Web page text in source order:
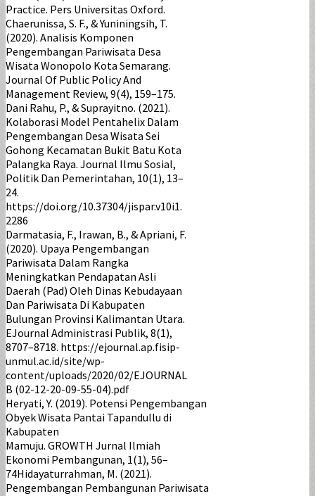
Practice. Pers Universitas Oxford.
Chaerunissa, S. F., & Yuniningsih, T.
(2020). Analisis Komponen
Pengembangan Pariwisata Desa
Wisata Wonopolo Kota Semarang.
Journal Of Public Policy And
Management Review, 9(4), 159–175.
Dani Rahu, P., & Suprayitno. (2021).
Kolaborasi Model Pentahelix Dalam
Pengembangan Desa Wisata Sei
Gohong Kecamatan Bukit Batu Kota
Palangka Raya. Journal Ilmu Sosial,
Politik Dan Pemerintahan, 10(1), 13–
24.
https://doi.org/10.37304/jispar.v10i1.
2286
Darmatasia, F., Irawan, B., & Apriani, F.
(2020). Upaya Pengembangan
Pariwisata Dalam Rangka
Meningkatkan Pendapatan Asli
Daerah (Pad) Oleh Dinas Kebudayaan
Dan Pariwisata Di Kabupaten
Bulungan Provinsi Kalimantan Utara.
EJournal Administrasi Publik, 8(1),
8707–8718. https://ejournal.ap.fisip-
unmul.ac.id/site/wp-
content/uploads/2020/02/EJOURNAL
B (02-12-20-09-55-04).pdf
Heryati, Y. (2019). Potensi Pengembangan
Obyek Wisata Pantai Tapandullu di
Kabupaten
Mamuju. GROWTH Jurnal Ilmiah
Ekonomi Pembangunan, 1(1), 56–
74Hidayaturrahman, M. (2021).
Pengembangan Pembangunan Pariwisata